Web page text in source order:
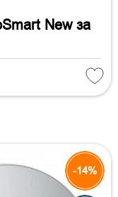
New за
-14%